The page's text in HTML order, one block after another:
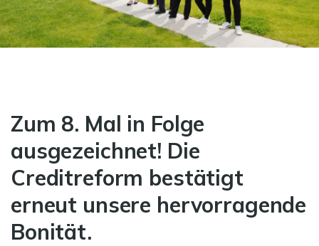
Zum 8. Mal in Folge
ausgezeichnet! Die
Creditreform bestätigt
erneut unsere hervorragende
Bonität.